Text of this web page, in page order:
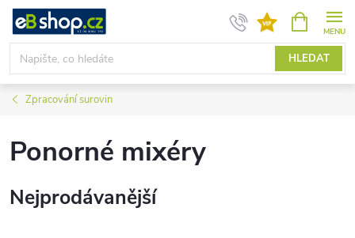
Přejít
obsah
HLEDAT
NÁKUPNÍ
KOŠÍK
Zpracování surovin
Ponorné mixéry
Nejprodávanější